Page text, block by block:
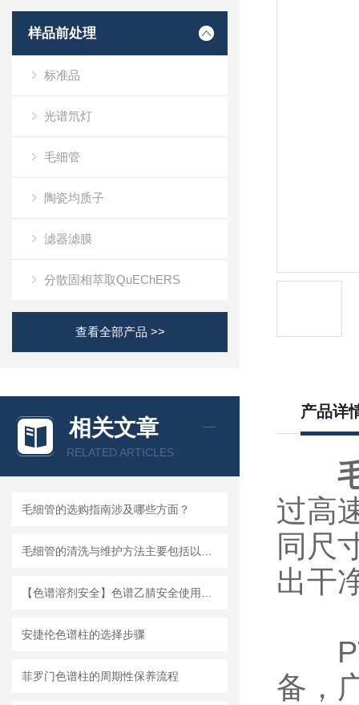
样品前处理
标准品
光谱氘灯
毛细管
陶瓷均质子
滤器滤膜
分散固相萃取QuEChERS
查看全部产品 >>
相关文章
RELATED ARTICLES
毛细管的选购指南涉及哪些方面？
安捷伦色谱柱的选择步骤
菲罗门色谱柱的周期性保养流程
产品详
过高
同尺
出干
备，